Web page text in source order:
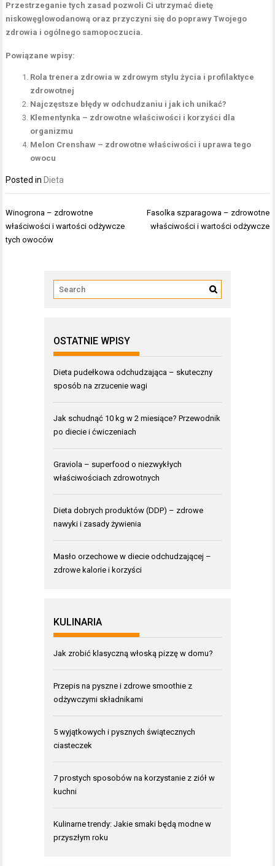
Przestrzeganie tych zasad pozwoli Ci utrzymać dietę
niskowęglowodanową oraz przyczyni się do poprawy Twojego
zdrowia i ogólnego samopoczucia.
Powiązane wpisy:
Rola trenera zdrowia w zdrowym stylu życia i profilaktyce
zdrowotnej
Najczęstsze błędy w odchudzaniu i jak ich unikać?
Klementynka – zdrowotne właściwości i korzyści dla
organizmu
Melon Crenshaw – zdrowotne właściwości i uprawa tego
owocu
Posted in Dieta
Nawigacja
wpisu
Winogrona – zdrowotne
właściwości i wartości odżywcze
tych owoców
Fasolka szparagowa – zdrowotne
właściwości i wartości odżywcze
OSTATNIE WPISY
Dieta pudełkowa odchudzająca – skuteczny
sposób na zrzucenie wagi
Jak schudnąć 10 kg w 2 miesiące? Przewodnik
po diecie i ćwiczeniach
Graviola – superfood o niezwykłych
właściwościach zdrowotnych
Dieta dobrych produktów (DDP) – zdrowe
nawyki i zasady żywienia
Masło orzechowe w diecie odchudzającej –
zdrowe kalorie i korzyści
KULINARIA
Jak zrobić klasyczną włoską pizzę w domu?
Przepis na pyszne i zdrowe smoothie z
odżywczymi składnikami
5 wyjątkowych i pysznych świątecznych
ciasteczek
7 prostych sposobów na korzystanie z ziół w
kuchni
Kulinarne trendy: Jakie smaki będą modne w
przyszłym roku